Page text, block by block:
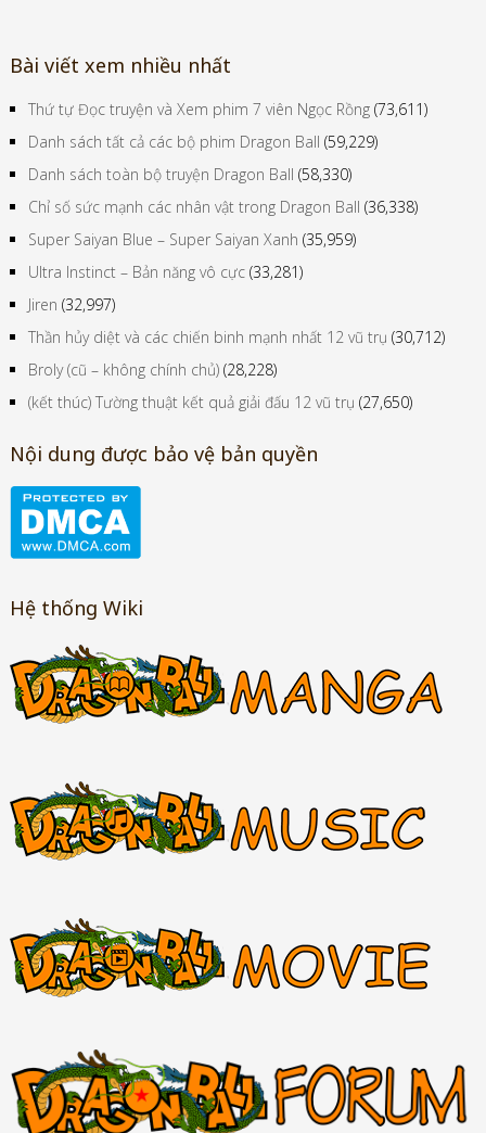
Bài viết xem nhiều nhất
Thứ tự Đọc truyện và Xem phim 7 viên Ngọc Rồng (73,611)
Danh sách tất cả các bộ phim Dragon Ball (59,229)
Danh sách toàn bộ truyện Dragon Ball (58,330)
Chỉ số sức mạnh các nhân vật trong Dragon Ball (36,338)
Super Saiyan Blue – Super Saiyan Xanh (35,959)
Ultra Instinct – Bản năng vô cực (33,281)
Jiren (32,997)
Thần hủy diệt và các chiến binh mạnh nhất 12 vũ trụ (30,712)
Broly (cũ – không chính chủ) (28,228)
(kết thúc) Tường thuật kết quả giải đấu 12 vũ trụ (27,650)
Nội dung được bảo vệ bản quyền
Hệ thống Wiki